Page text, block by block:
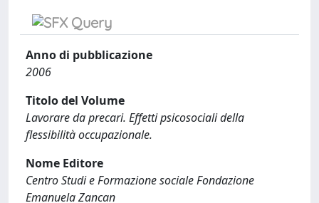
Anno di pubblicazione
2006
Titolo del Volume
Lavorare da precari. Effetti psicosociali della
flessibilità occupazionale.
Nome Editore
Centro Studi e Formazione sociale Fondazione
Emanuela Zancan